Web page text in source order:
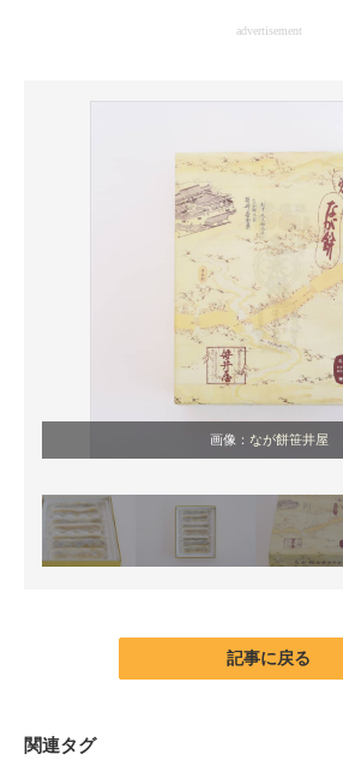
advertisement
画像： なが餅笹井屋
記事に戻る
関連タグ